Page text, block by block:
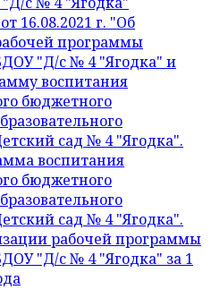
16.08.2021 г. "Об
программы
"Д/с № 4 "Ягодка" и
воспитания
бюджетного
сад № 4 "Ягодка".
воспитания
бюджетного
сад № 4 "Ягодка".
рабочей программы
"Д/с № 4 "Ягодка" за 1